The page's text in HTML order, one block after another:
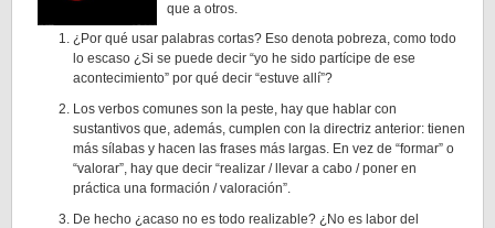
que a otros.
¿Por qué usar palabras cortas? Eso denota pobreza, como todo
lo escaso ¿Si se puede decir “yo he sido partícipe de ese
acontecimiento” por qué decir “estuve allí”?
Los verbos comunes son la peste, hay que hablar con
sustantivos que, además, cumplen con la directriz anterior: tienen
más sílabas y hacen las frases más largas. En vez de “formar” o
“valorar”, hay que decir “realizar / llevar a cabo / poner en
práctica una formación / valoración”.
De hecho ¿acaso no es todo realizable? ¿No es labor del